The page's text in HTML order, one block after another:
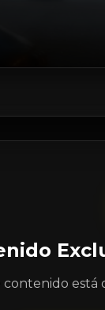
contenido está